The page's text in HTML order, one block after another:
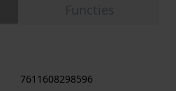
7611608298596